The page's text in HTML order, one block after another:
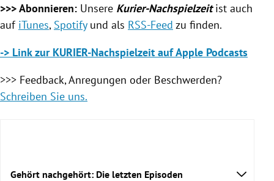
>>> Abonnieren: Unsere Kurier-Nachspielzeitist auch
auf iTunes, Spotifyund als RSS-Feed zu finden.
-> Link zur KURIER-Nachspielzeit auf Apple Podcasts
>>> Feedback, Anregungen oder Beschwerden?
Schreiben Sie uns.
Gehört nachgehört: Die letzten Episoden